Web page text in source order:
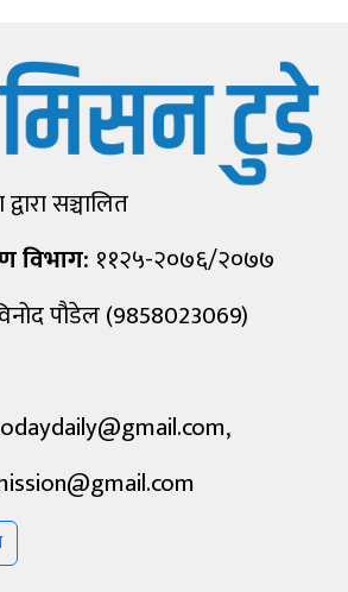
सञ्चालित
विभाग: ११२५-२०७६/२०७७
पौडेल (9858023069)
,